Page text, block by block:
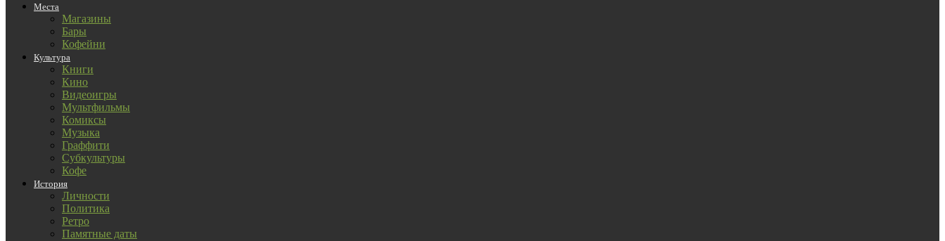
Места
Магазины
Бары
Кофейни
Культура
Книги
Кино
Видеоигры
Мультфильмы
Комиксы
Музыка
Граффити
Субкультуры
Кофе
История
Личности
Политика
Ретро
Памятные даты